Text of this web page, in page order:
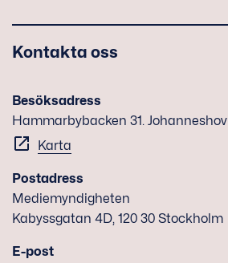
Kontakta oss
Besöksadress
Hammarbybacken 31. Johanneshov
Karta
Postadress
Mediemyndigheten
Kabyssgatan 4D, 120 30 Stockholm
E-post